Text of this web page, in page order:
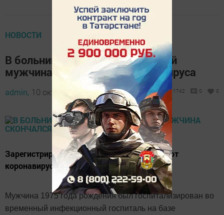
НОВОСТИ
В больнице Чистополя 45-летний
мужчина скончался от коронавируса
admin, 10 октября 2020 - 17:00 1742 0 0
Зарегистрированы еще два случая смерти от
коронавирусной инфекции в Татарстане.
Мужчина 1975 года рождения был госпитализирован во
временный инфекционный госпиталь на базе